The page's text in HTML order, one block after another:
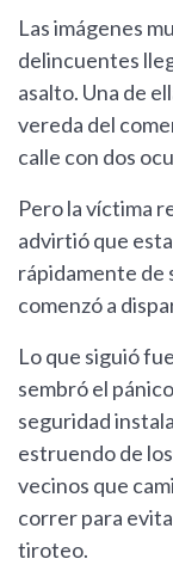
Las imágenes
delincuentes
asalto. Una de
vereda del
calle con dos
Pero la víctima
advirtió que
rápidamente de
comenzó a
Lo que siguió
sembró el
seguridad
estruendo de
vecinos que
correr para
tiroteo.